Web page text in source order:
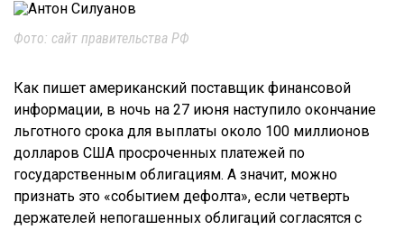
Фото: сайт правительства РФ
Как пишет американский поставщик финансовой
информации, в ночь на 27 июня наступило окончание
льготного срока для выплаты около 100 миллионов
долларов США просроченных платежей по
государственным облигациям. А значит, можно
признать это «событием дефолта», если четверть
держателей непогашенных облигаций согласятся с